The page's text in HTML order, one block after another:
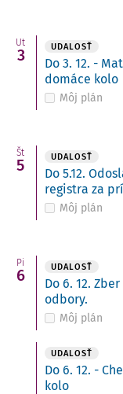
Ut
3 UDALOSŤ
Do 3. 12. -
domáce kolo
Môj plán
Št
5 UDALOSŤ
Do 5.12.
registra za
Môj plán
Pi
6 UDALOSŤ
Do 6. 12.
odbory.
Môj plán
UDALOSŤ
Do 6. 12. -
kolo